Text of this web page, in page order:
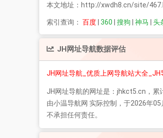
本文地址：http://xwdh8.cn/site/
索引查询： 百度 360 搜狗 神马 头
JH网址导航数据评估
JH网址导航_优质上网导航站大全_JH
JH网址导航的网址是：jhkct5.cn，累
由小温导航网 实际控制，于2026年
不承担任何责任。